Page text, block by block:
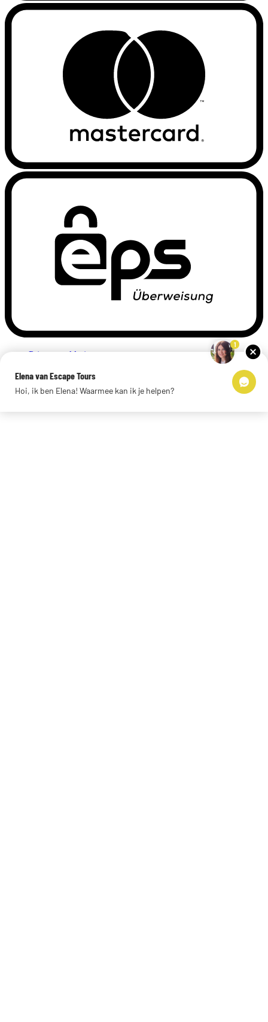
Privacyverklaring
Links
© 2026 Escape Tours
1
Elena van Escape Tours
Hoi, ik ben Elena! Waarmee kan ik je helpen?